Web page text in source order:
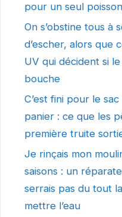
pour un seul poisson
On s’obstine tous à
d’escher, alors que
UV qui décident si
bouche
C’est fini pour le
panier : ce que les
première truite
Je rinçais mon
saisons : un
serrais pas du tout
mettre l’eau